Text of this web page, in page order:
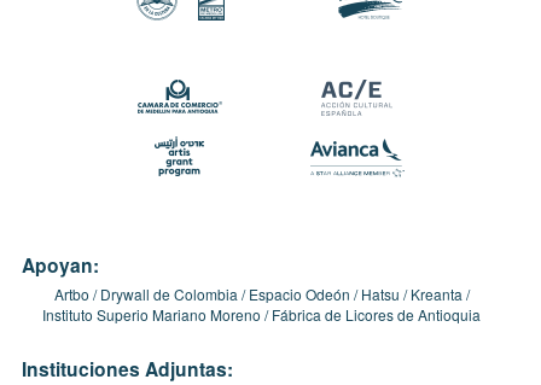
Apoyan:
Artbo Drywall de Colombia Espacio Odeón Hatsu
Kreanta
Instituto Superio Mariano Moreno
Fábrica de Licores de Antioquia
Instituciones Adjuntas: